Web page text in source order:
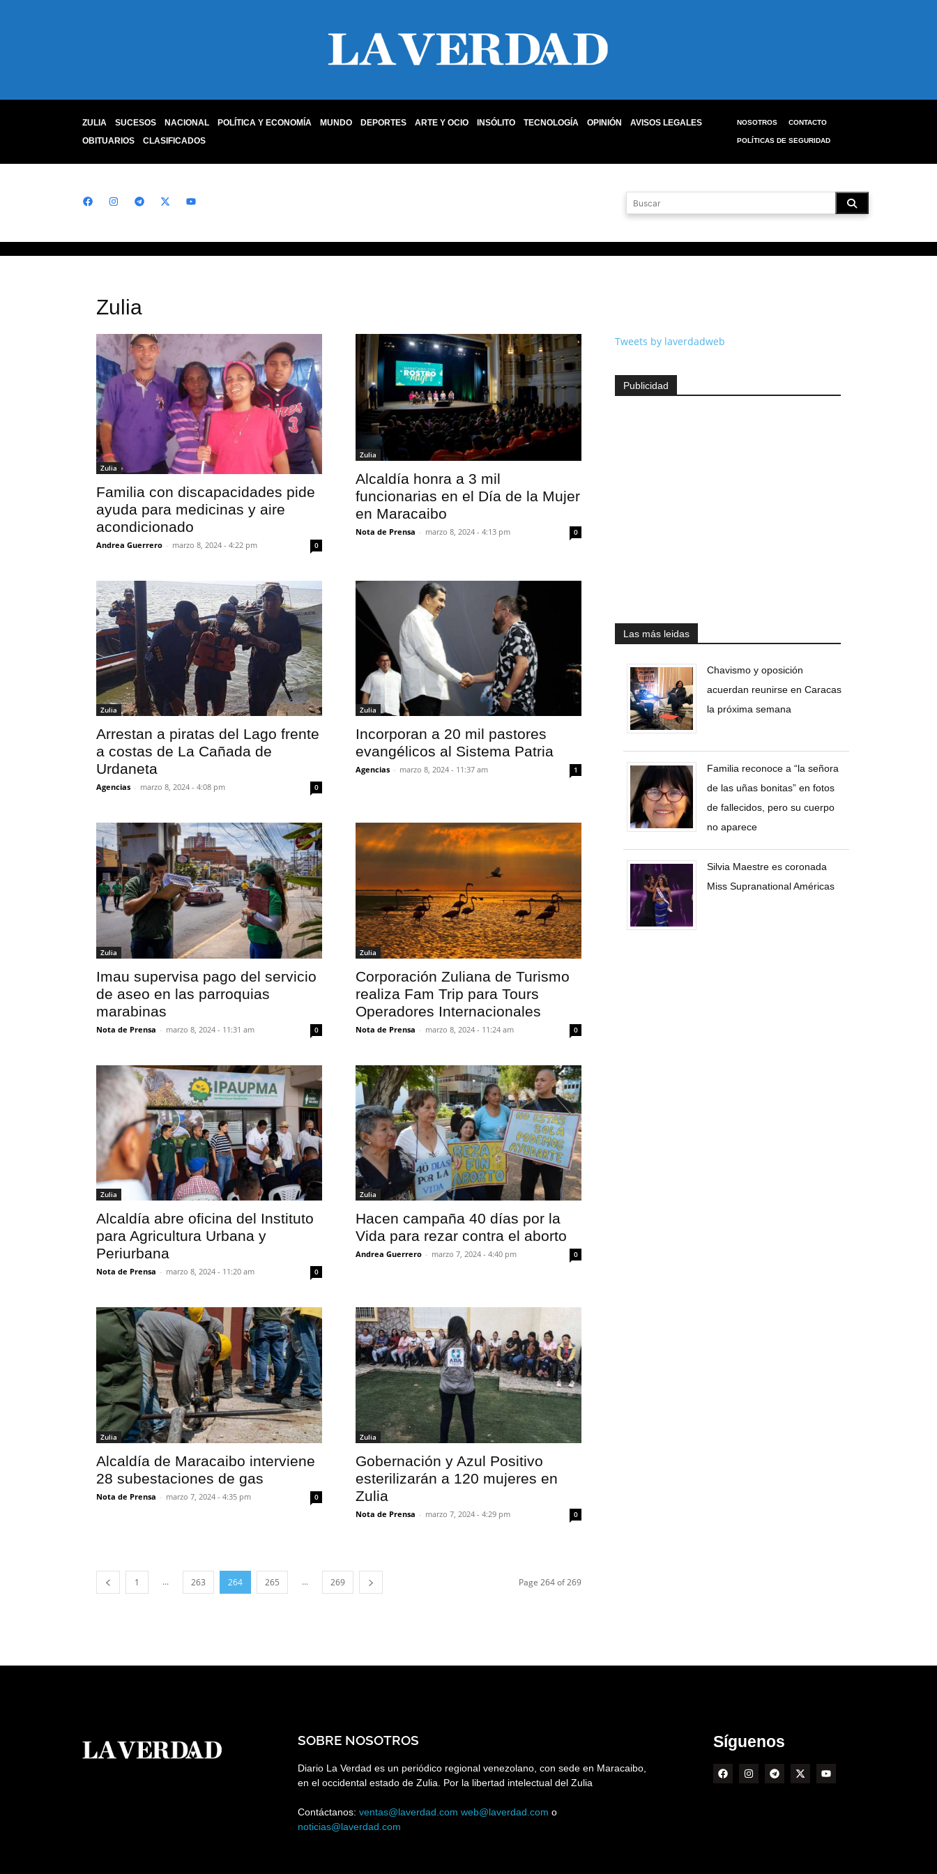
ZULIA SUCESOS NACIONAL POLÍTICA Y ECONOMÍA MUNDO DEPORTES ARTE Y OCIO INSÓLITO TECNOLOGÍA OPINIÓN
AVISOS LEGALES
OBITUARIOS
CLASIFICADOS
NOSOTROS CONTACTO
POLÍTICAS DE SEGURIDAD
Zulia
Zulia
Familia con discapacidades pide
ayuda para medicinas y aire
acondicionado
Andrea Guerrero - marzo 8, 2024 - 4:22 pm 0
Zulia
Alcaldía honra a 3 mil
funcionarias en el Día de la Mujer
en Maracaibo
Nota de Prensa - marzo 8, 2024 - 4:13 pm 0
Zulia
Arrestan a piratas del Lago frente
a costas de La Cañada de
Urdaneta
Agencias - marzo 8, 2024 - 4:08 pm 0
Zulia
Incorporan a 20 mil pastores
evangélicos al Sistema Patria
Agencias - marzo 8, 2024 - 11:37 am 1
Zulia
Imau supervisa pago del servicio
de aseo en las parroquias
marabinas
Nota de Prensa - marzo 8, 2024 - 11:31 am 0
Zulia
Corporación Zuliana de Turismo
realiza Fam Trip para Tours
Operadores Internacionales
Nota de Prensa - marzo 8, 2024 - 11:24 am 0
Zulia
Alcaldía abre oficina del Instituto
para Agricultura Urbana y
Periurbana
Nota de Prensa - marzo 8, 2024 - 11:20 am 0
Zulia
Hacen campaña 40 días por la
Vida para rezar contra el aborto
Andrea Guerrero - marzo 7, 2024 - 4:40 pm 0
Zulia
Alcaldía de Maracaibo interviene
28 subestaciones de gas
Nota de Prensa - marzo 7, 2024 - 4:35 pm 0
Zulia
Gobernación y Azul Positivo
esterilizarán a 120 mujeres en
Zulia
Nota de Prensa - marzo 7, 2024 - 4:29 pm 0
1 ... 263 264 265 ... 269 Page 264 of 269
Tweets by laverdadweb
Publicidad
Las más leidas
Chavismo y oposición
acuerdan reunirse en Caracas
la próxima semana
Familia reconoce a “la señora
de las uñas bonitas” en fotos
de fallecidos, pero su cuerpo
no aparece
Silvia Maestre es coronada
Miss Supranational Américas
SOBRE NOSOTROS
Diario La Verdad es un periódico regional venezolano, con sede en Maracaibo,
en el occidental estado de Zulia. Por la libertad intelectual del Zulia
Contáctanos: ventas@laverdad.com web@laverdad.com o
noticias@laverdad.com
Síguenos